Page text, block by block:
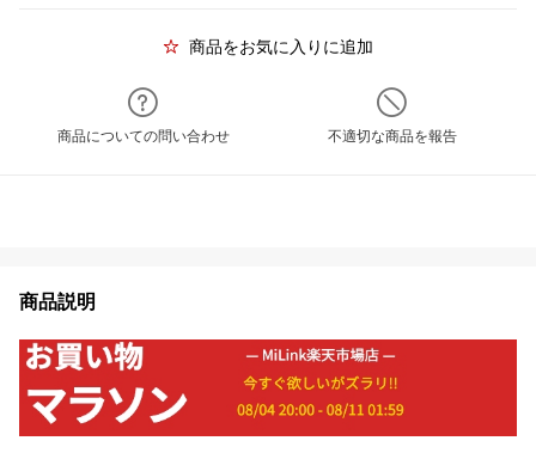
商品をお気に入りに追加
商品についての問い合わせ 不適切な商品を報告
商品説明